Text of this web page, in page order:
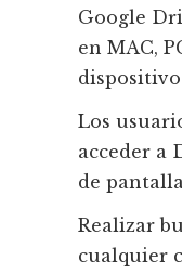
Google
en MAC,
Los
acceder a
de
Realizar
cualquier